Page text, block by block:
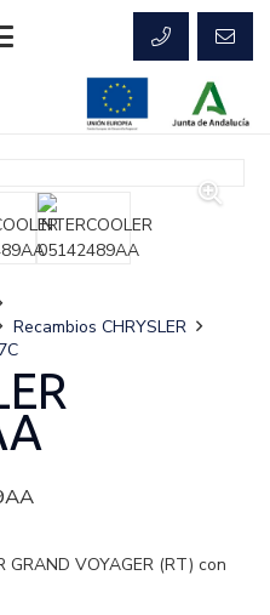
Recambios CHRYSLER
GRAND VOYAGER (RT) con